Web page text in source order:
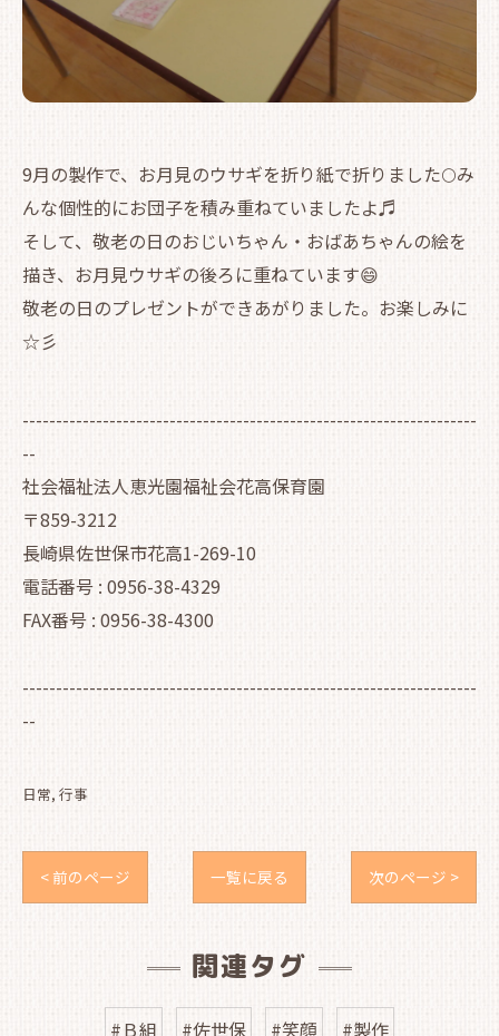
9月の製作で、お月見のウサギを折り紙で折りました🌕み
んな個性的にお団子を積み重ねていましたよ♬
そして、敬老の日のおじいちゃん・おばあちゃんの絵を
描き、お月見ウサギの後ろに重ねています😄
敬老の日のプレゼントができあがりました。お楽しみに
☆彡
--------------------------------------------------------------------
--
社会福祉法人恵光園福祉会花高保育園
〒859-3212
長崎県佐世保市花高1-269-10
電話番号 : 0956-38-4329
FAX番号 : 0956-38-4300
--------------------------------------------------------------------
--
日常 行事
< 前のページ 一覧に戻る 次のページ >
関連タグ
#Ｂ組 #佐世保 #笑顔 #製作